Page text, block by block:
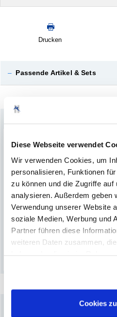
Diese Webseite verwendet
Wir verwenden Cookies, um
personalisieren, Funktionen
zu können und die Zugriffe auf
analysieren. Außerdem geben
Verwendung unserer Website
soziale Medien, Werbung und
Partner führen diese
weiteren Daten zusammen,
Cookies, wenn Sie unsere
Cookies
Drucken
– Passende Artikel & Sets
o s e t tri 5L .
(0)
Könnte Sie auch